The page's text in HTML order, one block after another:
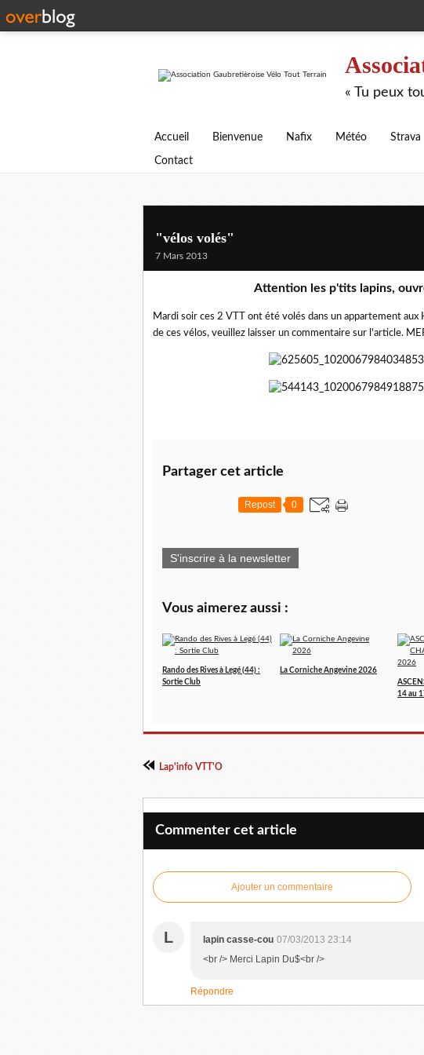
« Tu peux
Accueil Bienvenue Nafix Météo Strava
Contact
"vélos volés"
7 Mars 2013
Attention les p'tits lapins,
Mardi soir ces 2 VTT ont été volés dans un appartement
de ces vélos, veuillez laisser un commentaire sur l'article.
Partager cet article
Repost 0
S'inscrire à la newsletter
Vous aimerez aussi :
Rando des Rives à Legé (44) :
Sortie Club
La Corniche Angevine 2026
14 au
Lap'info VTT'O
Commenter cet article
Ajouter un commentaire
L lapin casse-cou 07/03/2013 23:14
<br /> Merci Lapin Du$<br />
Répondre